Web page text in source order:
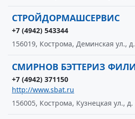
СТРОЙДОРМАШСЕРВИС
+7 (4942) 543344
156019, Кострома, Деминская ул.,
СМИРНОВ БЭТТЕРИЗ
+7 (4942) 371150
http://www.sbat.ru
156005, Кострома, Кузнецкая ул., д.